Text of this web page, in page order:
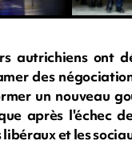
autrichiens ont
des
un nouveau
après l'échec
et les